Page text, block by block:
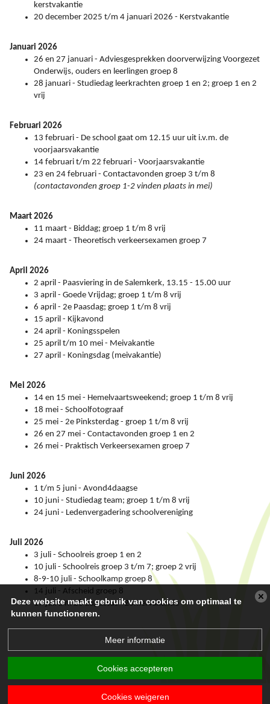
kerstvakantie
20 december 2025 t/m 4 januari 2026 - Kerstvakantie
Januari 2026
26 en 27 januari - Adviesgesprekken doorverwijzing Voorgezet
Onderwijs, ouders en leerlingen groep 8
28 januari - Studiedag leerkrachten groep 1 en 2; groep 1 en 2
vrij
Februari 2026
13 februari - De school gaat om 12.15 uur uit i.v.m. de
voorjaarsvakantie
14 februari t/m 22 februari - Voorjaarsvakantie
23 en 24 februari - Contactavonden groep 3 t/m 8
(contactavonden groep 1-2 vinden plaats in mei)
Maart 2026
11 maart - Biddag; groep 1 t/m 8 vrij
24 maart - Theoretisch verkeersexamen groep 7
April 2026
2 april - Paasviering in de Salemkerk, 13.15 - 15.00 uur
3 april - Goede Vrijdag; groep 1 t/m 8 vrij
6 april - 2e Paasdag; groep 1 t/m 8 vrij
15 april - Kijkavond
24 april - Koningsspelen
25 april t/m 10 mei - Meivakantie
27 april - Koningsdag (meivakantie)
Mei 2026
14 en 15 mei - Hemelvaartsweekend; groep 1 t/m 8 vrij
18 mei - Schoolfotograaf
25 mei - 2e Pinksterdag - groep 1 t/m 8 vrij
26 en 27 mei - Contactavonden groep 1 en 2
26 mei - Praktisch Verkeersexamen groep 7
Juni 2026
1 t/m 5 juni - Avond4daagse
10 juni - Studiedag team; groep 1 t/m 8 vrij
24 juni - Ledenvergadering schoolvereniging
Juli 2026
3 juli - Schoolreis groep 1 en 2
10 juli - Schoolreis groep 3 t/m 7; groep 2 vrij
8-9-10 juli - Schoolkamp groep 8
14 juli - Afscheid groep 8
17 juli t/m 28 augustus - Zomervakantie
Deze website maakt gebruik van cookies om optimaal te
kunnen functioneren.
Meer informatie
Cookies accepteren
Cookies weigeren